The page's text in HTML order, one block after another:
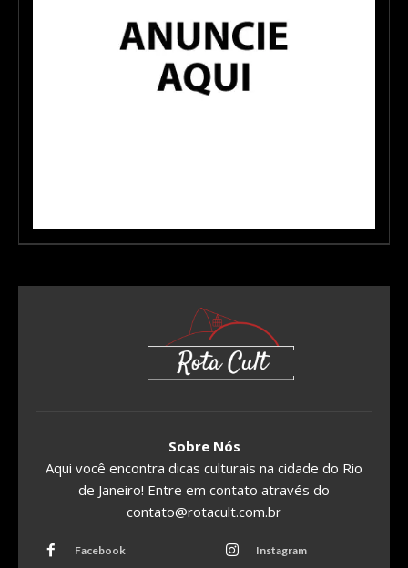
Sobre Nós
Aqui você encontra dicas culturais na cidade do Rio
de Janeiro! Entre em contato através do
contato@rotacult.com.br
Facebook Instagram